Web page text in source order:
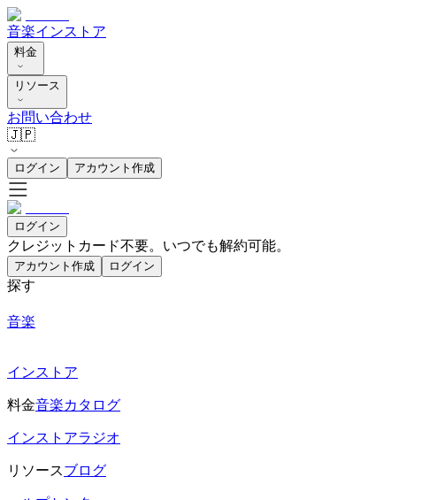
音楽インストア
料金
リソース
お問い合わせ
🇯🇵
ログイン アカウント作成
ログイン
クレジットカード不要。いつでも解約可能。
アカウント作成 ログイン
探す
音楽
インストア
料金音楽カタログ
インストアラジオ
リソースブログ